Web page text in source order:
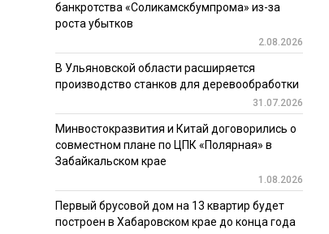
банкротства «Соликамскбумпрома» из-за
роста убытков
2.08.2026
В Ульяновской области расширяется
производство станков для деревообработки
31.07.2026
Минвостокразвития и Китай договорились о
совместном плане по ЦПК «Полярная» в
Забайкальском крае
1.08.2026
Первый брусовой дом на 13 квартир будет
построен в Хабаровском крае до конца года